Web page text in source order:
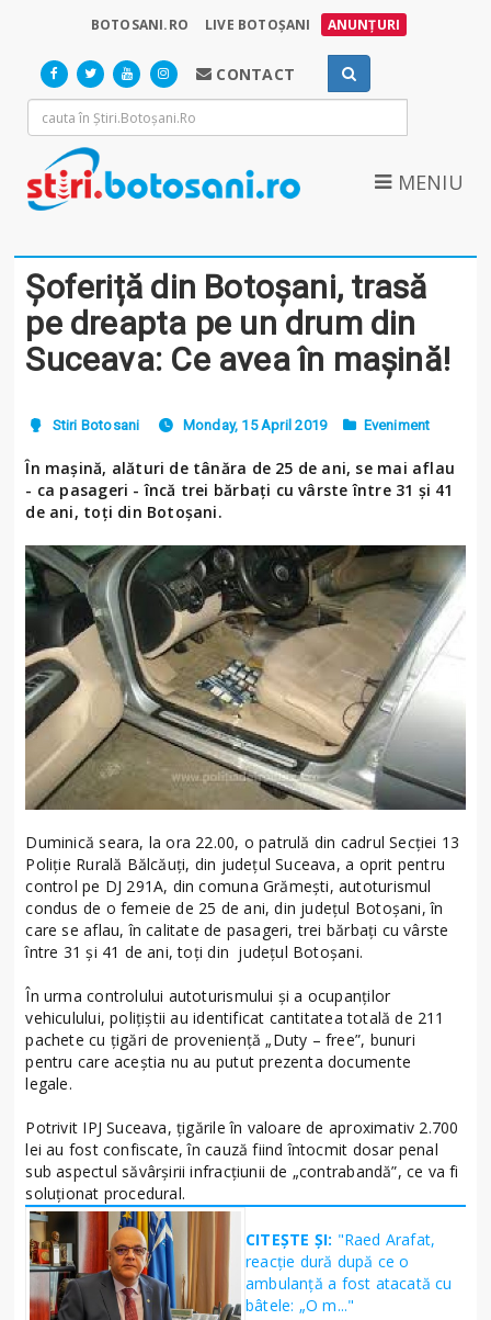
BOTOSANI.RO LIVE BOTOȘANI ANUNȚURI
CONTACT
MENIU
Șoferiță din Botoșani, trasă
pe dreapta pe un drum din
Suceava: Ce avea în mașină!
Stiri Botosani Monday, 15 April 2019 Eveniment
În mașină, alături de tânăra de 25 de ani, se mai aflau
- ca pasageri - încă trei bărbați cu vârste între 31 și 41
de ani, toți din Botoșani.
Duminică seara, la ora 22.00, o patrulă din cadrul Secției 13
Poliție Rurală Bălcăuți, din județul Suceava, a oprit pentru
control pe DJ 291A, din comuna Grămești, autoturismul
condus de o femeie de 25 de ani, din județul Botoșani, în
care se aflau, în calitate de pasageri, trei bărbați cu vârste
între 31 și 41 de ani, toți din județul Botoșani.
În urma controlului autoturismului și a ocupanților
vehiculului, polițiștii au identificat cantitatea totală de 211
pachete cu țigări de proveniență „Duty – free”, bunuri
pentru care aceștia nu au putut prezenta documente
legale.
Potrivit IPJ Suceava, țigările în valoare de aproximativ 2.700
lei au fost confiscate, în cauză fiind întocmit dosar penal
sub aspectul săvârșirii infracțiunii de „contrabandă”, ce va fi
soluționat procedural.
CITEȘTE ȘI: "Raed Arafat,
reacție dură după ce o
ambulanță a fost atacată cu
bâtele: „O m..."